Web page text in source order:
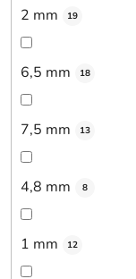
2 mm 19
6,5 mm 18
7,5 mm 13
4,8 mm 8
1 mm 12